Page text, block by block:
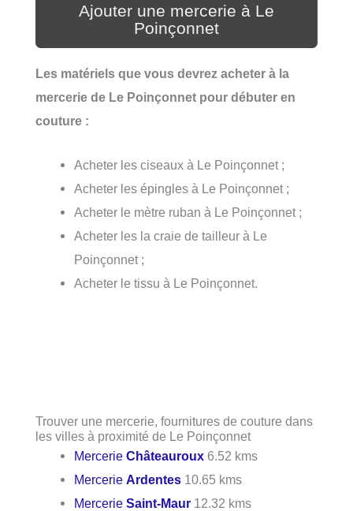
Ajouter une mercerie à Le
Poinçonnet
Les matériels que vous devrez acheter à la
mercerie de Le Poinçonnet pour débuter en
couture :
Acheter les ciseaux à Le Poinçonnet ;
Acheter les épingles à Le Poinçonnet ;
Acheter le mètre ruban à Le Poinçonnet ;
Acheter les la craie de tailleur à Le
Poinçonnet ;
Acheter le tissu à Le Poinçonnet.
Trouver une mercerie, fournitures de couture dans
les villes à proximité de Le Poinçonnet
MercerieChâteauroux 6.52 kms
MercerieArdentes 10.65 kms
MercerieSaint-Maur 12.32 kms